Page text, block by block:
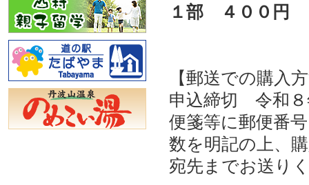
１部 ４００円
【郵送での購入
申込締切 令和８
便箋等に郵便番
数を明記の上、
宛先までお送り